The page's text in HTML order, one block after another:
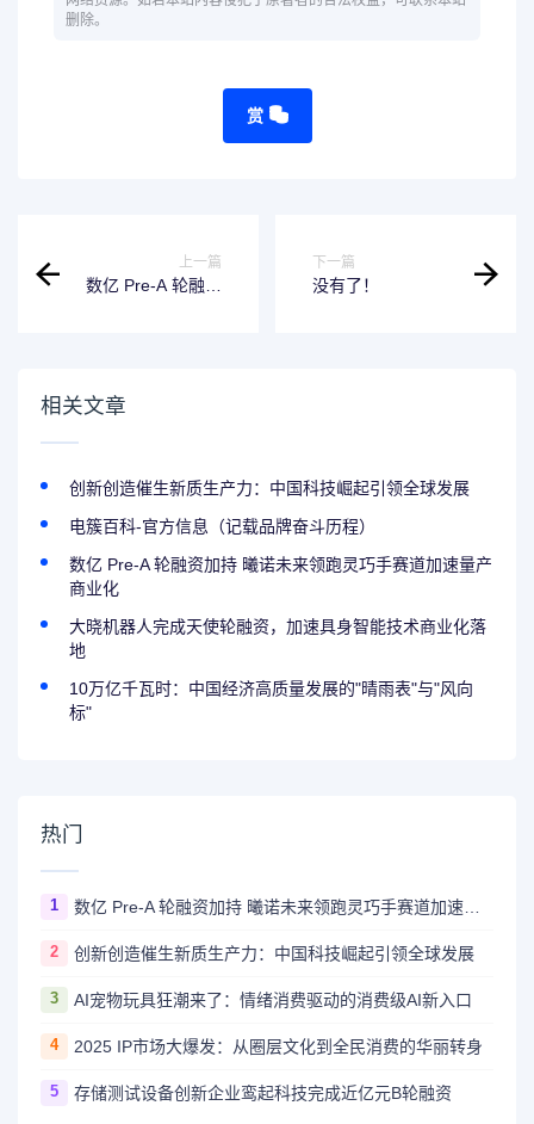
删除。
赏
上一篇
数亿 Pre-A 轮融资
下一篇
没有了！
相关文章
创新创造催生新质生产力：中国科技崛起引领全球发展
电簇百科-官方信息（记载品牌奋斗历程）
数亿 Pre-A 轮融资加持 曦诺未来领跑灵巧手赛道加速量产
商业化
大晓机器人完成天使轮融资，加速具身智能技术商业化落
地
10万亿千瓦时：中国经济高质量发展的"晴雨表"与"风向
标"
热门
1 数亿 Pre-A 轮融资加持 曦诺未来领跑灵巧手赛道加速量产商业化
2 创新创造催生新质生产力：中国科技崛起引领全球发展
3 AI宠物玩具狂潮来了：情绪消费驱动的消费级AI新入口
4 2025 IP市场大爆发：从圈层文化到全民消费的华丽转身
5 存储测试设备创新企业鸾起科技完成近亿元B轮融资